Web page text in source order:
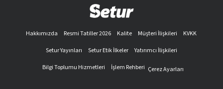
Hakkımızda Resmi Tatiller 2026 Kalite Müşteri İlişkileri
KVKK
Setur Yayınları
Setur Etik İlkeler
Yatırımcı İlişkileri
Bilgi Toplumu Hizmetleri
İşlem Rehberi Çerez Ayarları